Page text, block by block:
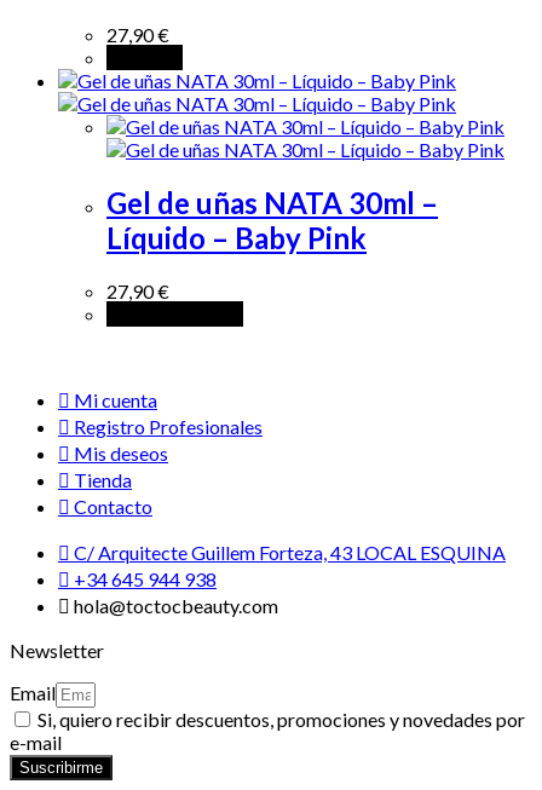
27,90€
Gel de uñas NATA 30ml –
Líquido – Baby Pink
27,90€
Mi cuenta
Registro Profesionales
Mis deseos
Tienda
Contacto
C/ Arquitecte Guillem Forteza, 43 LOCAL ESQUINA
+34 645 944 938
hola@toctocbeauty.com
Newsletter
Email
Si, quiero recibir descuentos, promociones y novedades por
e-mail
Suscribirme